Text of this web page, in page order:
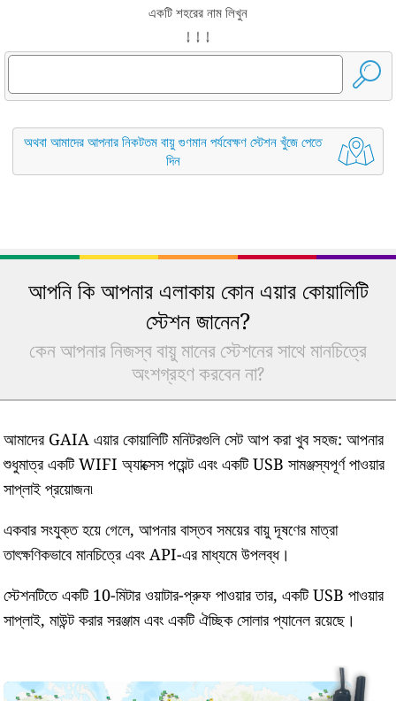
একটি শহরের নাম লিখুন
↓ ↓ ↓
অথবা আমাদের আপনার নিকটতম বায়ু গুণমান পর্যবেক্ষণ স্টেশন খুঁজে পেতে
দিন
আপনি কি আপনার এলাকায় কোন এয়ার কোয়ালিটি
স্টেশন জানেন?
কেন আপনার নিজস্ব বায়ু মানের স্টেশনের সাথে মানচিত্রে
অংশগ্রহণ করবেন না?
আমাদের GAIA এয়ার কোয়ালিটি মনিটরগুলি সেট আপ করা খুব সহজ: আপনার
শুধুমাত্র একটি WIFI অ্যাক্সেস পয়েন্ট এবং একটি USB সামঞ্জস্যপূর্ণ পাওয়ার
সাপ্লাই প্রয়োজন৷
একবার সংযুক্ত হয়ে গেলে, আপনার বাস্তব সময়ের বায়ু দূষণের মাত্রা
তাৎক্ষণিকভাবে মানচিত্রে এবং API-এর মাধ্যমে উপলব্ধ।
স্টেশনটিতে একটি 10-মিটার ওয়াটার-প্রুফ পাওয়ার তার, একটি USB পাওয়ার
সাপ্লাই, মাউন্ট করার সরঞ্জাম এবং একটি ঐচ্ছিক সোলার প্যানেল রয়েছে।